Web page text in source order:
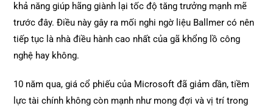
khả năng giúp hãng giành lại tốc độ tăng trưởng mạnh mẽ
trước đây. Điều này gây ra mối nghi ngờ liệu Ballmer có nên
tiếp tục là nhà điều hành cao nhất của gã khổng lồ công
nghệ hay không.
10 năm qua, giá cổ phiếu của Microsoft đã giảm dần, tiềm
lực tài chính không còn mạnh như mong đợi và vị trí trong